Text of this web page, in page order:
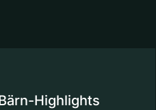
Highlights